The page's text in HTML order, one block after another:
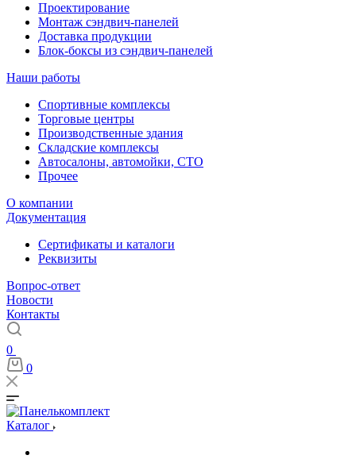
Проектирование
Монтаж сэндвич-панелей
Доставка продукции
Блок-боксы из сэндвич-панелей
Наши работы
Спортивные комплексы
Торговые центры
Производственные здания
Складские комплексы
Автосалоны, автомойки, СТО
Прочее
О компании
Документация
Сертификаты и каталоги
Реквизиты
Вопрос-ответ
Новости
Контакты
0
0
Каталог